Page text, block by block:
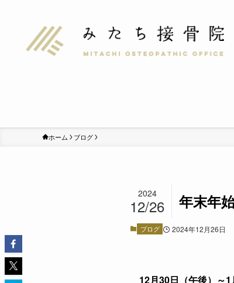
ホーム ブログ
年末年
2024
12/26
ブログ 2024年12月26日
12月30日（午後）～1